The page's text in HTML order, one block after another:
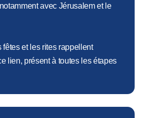
avec Jérusalem et le
fêtes et les rites rappellent
lien, présent à toutes les étapes